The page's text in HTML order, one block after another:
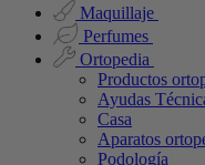
Maquillaje
Perfumes
Ortopedia
Productos
Ayudas
Casa
Aparatos
Podología